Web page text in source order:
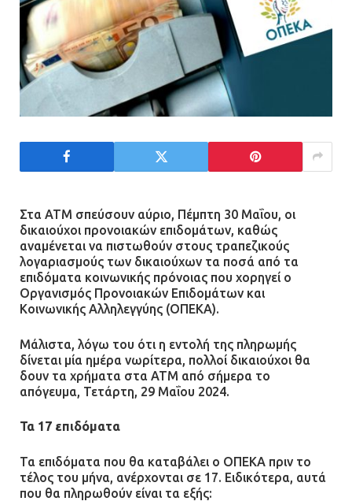
Στα ΑΤΜ σπεύσουν αύριο, Πέμπτη 30 Μαΐου, οι
δικαιούχοι προνοιακών επιδομάτων, καθώς
αναμένεται να πιστωθούν στους τραπεζικούς
λογαριασμούς των δικαιούχων τα ποσά από τα
επιδόματα κοινωνικής πρόνοιας που χορηγεί ο
Οργανισμός Προνοιακών Επιδομάτων και
Κοινωνικής Αλληλεγγύης (ΟΠΕΚΑ).
Μάλιστα, λόγω του ότι η εντολή της πληρωμής
δίνεται μία ημέρα νωρίτερα, πολλοί δικαιούχοι θα
δουν τα χρήματα στα ΑΤΜ από σήμερα το
απόγευμα, Τετάρτη, 29 Μαΐου 2024.
Τα 17 επιδόματα
Τα επιδόματα που θα καταβάλει ο ΟΠΕΚΑ πριν το
τέλος του μήνα, ανέρχονται σε 17. Ειδικότερα, αυτά
που θα πληρωθούν είναι τα εξής: